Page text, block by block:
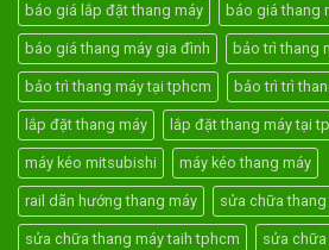
báo giá lắp đặt thang máy báo giá thang
báo giá thang máy gia đình bảo trì thang
bảo trì thang máy tại tphcm bảo trì trì
lắp đặt thang máy lắp đặt thang máy tại
máy kéo mitsubishi máy kéo thang máy
rail dãn hướng thang máy sửa chữa thang
sửa chữa thang máy taih tphcm sửa chữa